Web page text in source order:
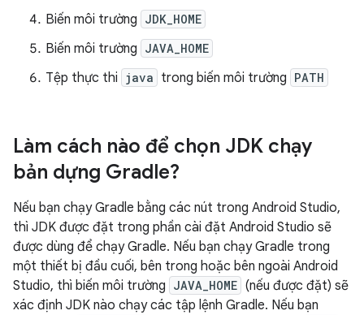
Biến môi trường JDK_HOME
Biến môi trường JAVA_HOME
Tệp thực thi java trong biến môi trường PATH
Làm cách nào để chọn JDK chạy
bản dựng Gradle?
Nếu bạn chạy Gradle bằng các nút trong Android Studio,
thì JDK được đặt trong phần cài đặt Android Studio sẽ
được dùng để chạy Gradle. Nếu bạn chạy Gradle trong
một thiết bị đầu cuối, bên trong hoặc bên ngoài Android
Studio, thì biến môi trường JAVA_HOME (nếu được đặt) sẽ
xác định JDK nào chạy các tập lệnh Gradle. Nếu bạn